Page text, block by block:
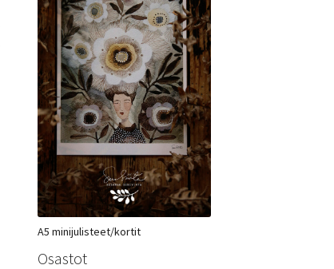
A5 minijulisteet/kortit
Osastot